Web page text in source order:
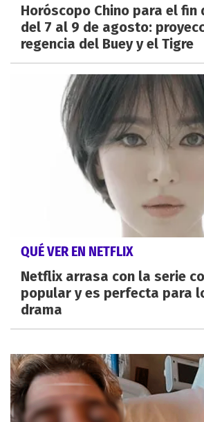
Horóscopo Chino para el fin
del 7 al 9 de agosto:
regencia del Buey y el Tigre
QUÉ VER EN NETFLIX
Netflix arrasa con la serie
popular y es perfecta para
drama